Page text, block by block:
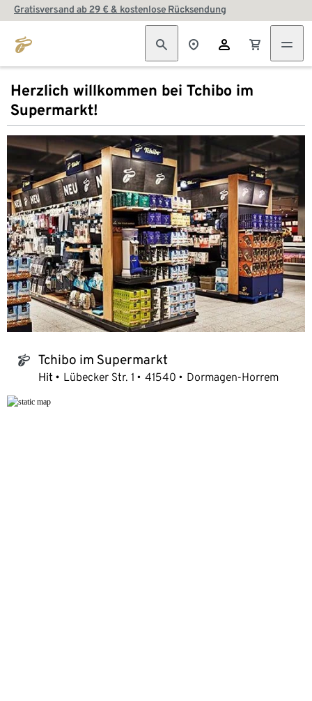
Gratisversand ab 29 € & kostenlose Rücksendung
Herzlich willkommen bei Tchibo im
Supermarkt!
tchibo_logo Tchibo im Supermarkt
Hit Lübecker Str. 1 41540 Dormagen-Horrem